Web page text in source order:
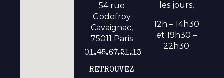
54 rue
Godefroy
Cavaignac,
75011 Paris
01.45.67.21.13
RETROUVEZ
les jours,
12h – 14h30
et 19h30 –
22h30